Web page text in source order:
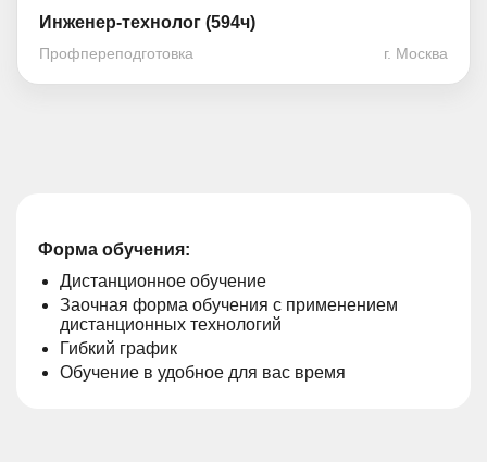
Инженер-технолог (594ч)
Профпереподготовка г. Москва
Форма обучения:
Дистанционное обучение
Заочная форма обучения с применением
дистанционных технологий
Гибкий график
Обучение в удобное для вас время